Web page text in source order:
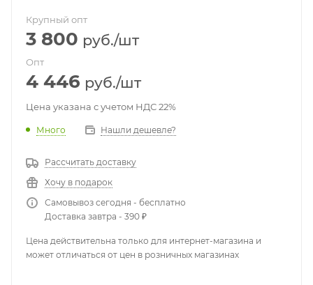
Крупный опт
3 800 руб./шт
Опт
4 446 руб./шт
Цена указана с учетом НДС 22%
Много Нашли дешевле?
Рассчитать доставку
Хочу в подарок
Самовывоз сегодня - бесплатно
Доставка завтра - 390 ₽
Цена действительна только для интернет-магазина и
может отличаться от цен в розничных магазинах